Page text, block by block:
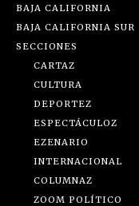
BAJA CALIFORNIA
BAJA CALIFORNIA SUR
SECCIONES
CARTAZ
CULTURA
DEPORTEZ
ESPECTÁCULOZ
EZENARIO
INTERNACIONAL
COLUMNAZ
ZOOM POLÍTICO